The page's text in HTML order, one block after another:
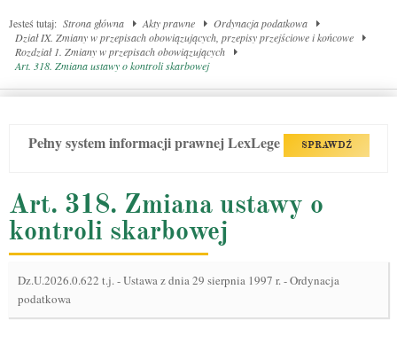
Jesteś tutaj: Strona główna Akty prawne
Ordynacja podatkowa
Dział IX. Zmiany w przepisach obowiązujących, przepisy przejściowe i końcowe
Rozdział 1. Zmiany w przepisach obowiązujących
Art. 318. Zmiana ustawy o kontroli skarbowej
Pełny system informacji prawnej LexLege SPRAWDŹ
Art. 318. Zmiana ustawy o
kontroli skarbowej
Dz.U.2026.0.622 t.j.-Ustawa z dnia 29 sierpnia 1997 r. - Ordynacja
podatkowa